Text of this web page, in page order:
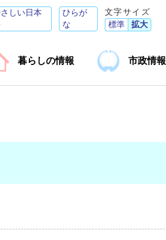
しい日本
ひらが
な
文字サイズ
標準
拡大
暮らしの情報 市政情報